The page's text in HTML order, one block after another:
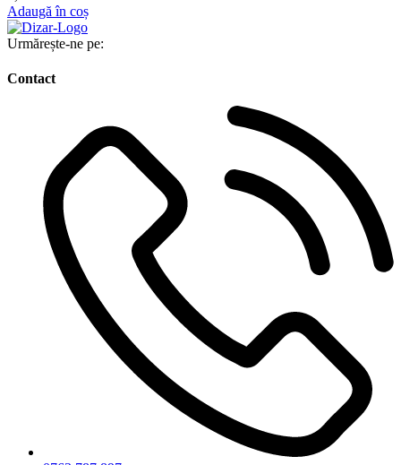
Adaugă în coș
Urmărește-ne pe:
Contact